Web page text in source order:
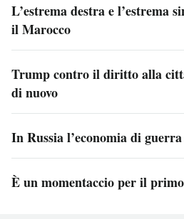
L’estrema destra e l’estrema
il Marocco
Trump contro il diritto alla
di nuovo
In Russia l’economia di
È un momentaccio per il